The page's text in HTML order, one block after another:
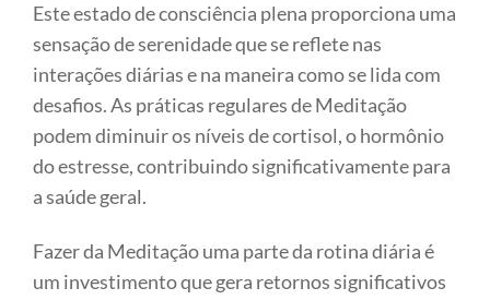
Este estado de consciência plena proporciona uma
sensação de serenidade que se reflete nas
interações diárias e na maneira como se lida com
desafios. As práticas regulares de Meditação
podem diminuir os níveis de cortisol, o hormônio
do estresse, contribuindo significativamente para
a saúde geral.
Fazer da Meditação uma parte da rotina diária é
um investimento que gera retornos significativos